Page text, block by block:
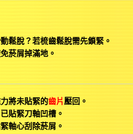
鬆脫？若梳齒鬆脫需先鎖緊。
菸屑掉滿地。
將未貼緊的齒片壓回。
已貼緊刀軸凹槽。
軸心刮除菸屑。